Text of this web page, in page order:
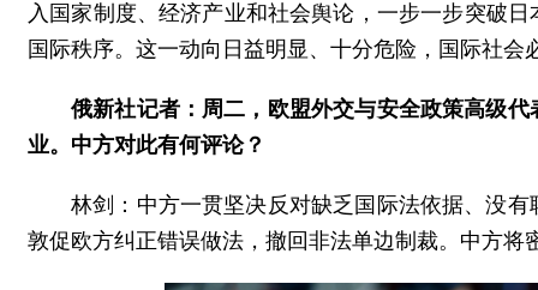
入国家制度、经济产业和社会舆论，一步一步突破
国际秩序。这一动向日益明显、十分危险，国际社会
俄新社记者：周二，欧盟外交与安全政策高级
业。中方对此有何评论？
林剑：中方一贯坚决反对缺乏国际法依据、没
敦促欧方纠正错误做法，撤回非法单边制裁。中方